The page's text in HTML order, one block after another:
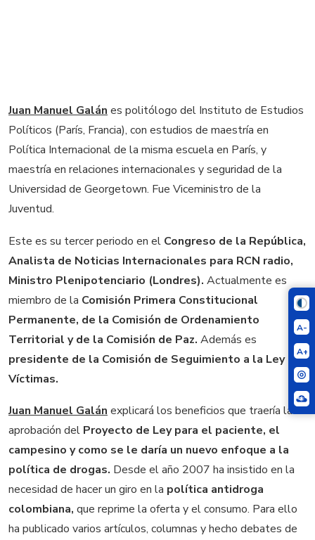
A-
A+
Juan Manuel Galán es politólogo del Instituto de Estudios
Políticos (París, Francia), con estudios de maestría en
Política Internacional de la misma escuela en París, y
maestría en relaciones internacionales y seguridad de la
Universidad de Georgetown. Fue Viceministro de la
Juventud.
Este es su tercer periodo en el Congreso de la República,
Analista de Noticias Internacionales para RCN radio,
Ministro Plenipotenciario (Londres). Actualmente es
miembro de la Comisión Primera Constitucional
Permanente, de la Comisión de Ordenamiento
Territorial y de la Comisión de Paz. Además es
presidente de la Comisión de Seguimiento a la Ley de
Víctimas.
Juan Manuel Galán explicará los beneficios que traería la
aprobación del Proyecto de Ley para el paciente, el
campesino y como se le daría un nuevo enfoque a la
política de drogas. Desde el año 2007 ha insistido en la
necesidad de hacer un giro en la política antidroga
colombiana, que reprime la oferta y el consumo. Para ello
ha publicado varios artículos, columnas y hecho debates de